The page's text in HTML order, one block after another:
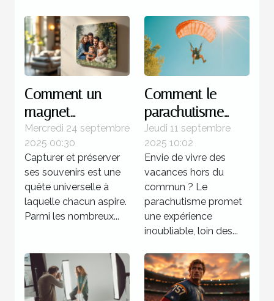
Comment un
magnet
personnalisé peut
capturer vos
souvenirs
uniques ?
Mercredi 24 septembre
2025 00:30
Capturer et préserver
ses souvenirs est une
quête universelle à
laquelle chacun aspire.
Parmi les nombreux...
Comment le
parachutisme
peut transformer
votre perception
des vacances ?
Jeudi 11 septembre
2025 10:02
Envie de vivre des
vacances hors du
commun ? Le
parachutisme promet
une expérience
inoubliable, loin des...